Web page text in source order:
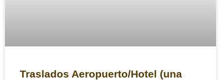
Traslados Aeropuerto/Hotel (una